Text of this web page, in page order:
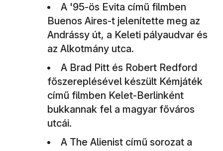
A '95-ös Evita című filmben
Buenos Aires-t jelenítette meg az
Andrássy út, a Keleti pályaudvar és
az Alkotmány utca.
A Brad Pitt és Robert Redford
főszereplésével készült Kémjáték
című filmben Kelet-Berlinként
bukkannak fel a magyar főváros
utcái.
A The Alienist című sorozat a